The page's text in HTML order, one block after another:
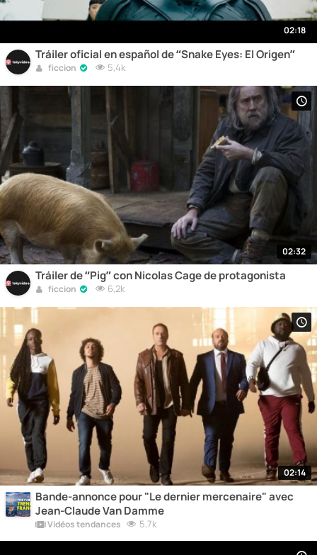
02:18
Tráiler oficial en español de “Snake Eyes: El Origen”
ficcion 5,4k
02:32
Tráiler de “Pig” con Nicolas Cage de protagonista
ficcion 6,2k
02:14
Bande-annonce pour "Le dernier mercenaire" avec
Jean-Claude Van Damme
Vidéos tendances 5,7k